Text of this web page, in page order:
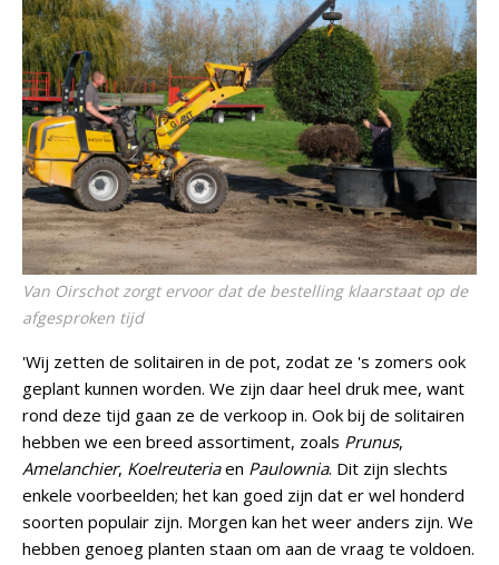
Van Oirschot zorgt ervoor dat de bestelling klaarstaat op de
afgesproken tijd
'Wij zetten de solitairen in de pot, zodat ze 's zomers ook
geplant kunnen worden. We zijn daar heel druk mee, want
rond deze tijd gaan ze de verkoop in. Ook bij de solitairen
hebben we een breed assortiment, zoals Prunus,
Amelanchier, Koelreuteriaen Paulownia. Dit zijn slechts
enkele voorbeelden; het kan goed zijn dat er wel honderd
soorten populair zijn. Morgen kan het weer anders zijn. We
hebben genoeg planten staan om aan de vraag te voldoen.